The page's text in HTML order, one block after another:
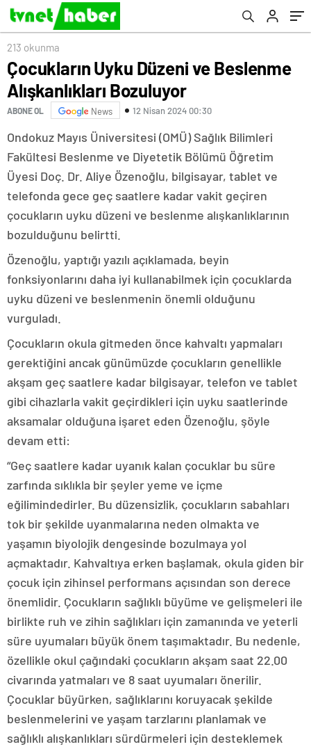
213 okunma
Çocukların Uyku Düzeni ve Beslenme
Alışkanlıkları Bozuluyor
ABONE OL News 12 Nisan 2024 00:30
Ondokuz Mayıs Üniversitesi (OMÜ) Sağlık Bilimleri
Fakültesi Beslenme ve Diyetetik Bölümü Öğretim
Üyesi Doç. Dr. Aliye Özenoğlu, bilgisayar, tablet ve
telefonda gece geç saatlere kadar vakit geçiren
çocukların uyku düzeni ve beslenme alışkanlıklarının
bozulduğunu belirtti.
Özenoğlu, yaptığı yazılı açıklamada, beyin
fonksiyonlarını daha iyi kullanabilmek için çocuklarda
uyku düzeni ve beslenmenin önemli olduğunu
vurguladı.
Çocukların okula gitmeden önce kahvaltı yapmaları
gerektiğini ancak günümüzde çocukların genellikle
akşam geç saatlere kadar bilgisayar, telefon ve tablet
gibi cihazlarla vakit geçirdikleri için uyku saatlerinde
aksamalar olduğuna işaret eden Özenoğlu, şöyle
devam etti:
“Geç saatlere kadar uyanık kalan çocuklar bu süre
zarfında sıklıkla bir şeyler yeme ve içme
eğilimindedirler. Bu düzensizlik, çocukların sabahları
tok bir şekilde uyanmalarına neden olmakta ve
yaşamın biyolojik dengesinde bozulmaya yol
açmaktadır. Kahvaltıya erken başlamak, okula giden bir
çocuk için zihinsel performans açısından son derece
önemlidir. Çocukların sağlıklı büyüme ve gelişmeleri ile
birlikte ruh ve zihin sağlıkları için zamanında ve yeterli
süre uyumaları büyük önem taşımaktadır. Bu nedenle,
özellikle okul çağındaki çocukların akşam saat 22.00
civarında yatmaları ve 8 saat uyumaları önerilir.
Çocuklar büyürken, sağlıklarını koruyacak şekilde
beslenmelerini ve yaşam tarzlarını planlamak ve
sağlıklı alışkanlıkları sürdürmeleri için desteklemek